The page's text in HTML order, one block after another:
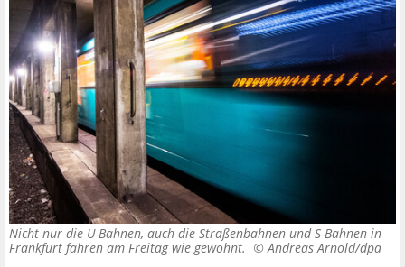
Nicht nur die U-Bahnen, auch die Straßenbahnen und S-Bahnen in
Frankfurt fahren am Freitag wie gewohnt. ©Andreas Arnold/dpa